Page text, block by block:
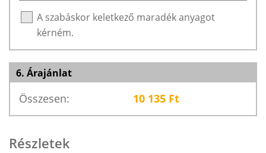
A szabáskor keletkező maradék anyagot
kérném.
6. Árajánlat
Összesen: 10 135 Ft
Részletek